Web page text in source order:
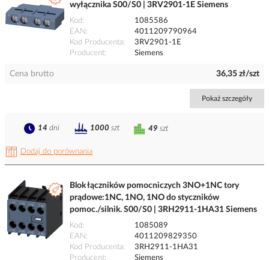
wyłącznika S00/S0 | 3RV2901-1E Siemens
Kod
1085586
EAN
4011209790964
Kod Producenta
3RV2901-1E
Producent
Siemens
Cena brutto 36,35 zł/szt
Pokaż szczegóły
Dodaj do porównania
49 szt
14 dni 1000 szt
Blok łączników pomocniczych 3NO+1NC tory
prądowe:1NC, 1NO, 1NO do styczników
pomoc./silnik. S00/S0 | 3RH2911-1HA31 Siemens
Kod
1085089
EAN
4011209829350
Kod Producenta
3RH2911-1HA31
Producent
Siemens